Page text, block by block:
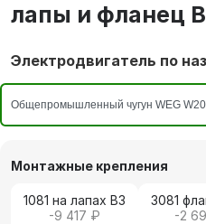
лапы и фланец
Электродвигатель по
Монтажные крепления
1081 на лапах В3
-9 417 ₽
3081
-2